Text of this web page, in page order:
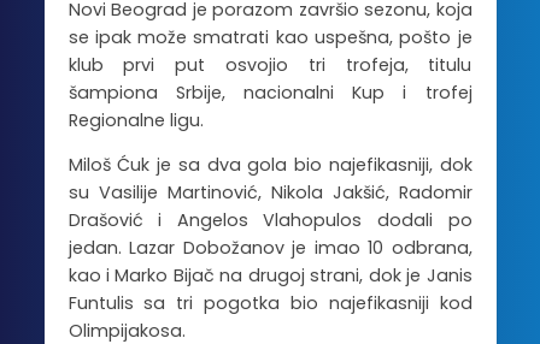
Novi Beograd je porazom završio sezonu, koja
se ipak može smatrati kao uspešna, pošto je
klub prvi put osvojio tri trofeja, titulu
šampiona Srbije, nacionalni Kup i trofej
Regionalne ligu.
Miloš Ćuk je sa dva gola bio najefikasniji, dok
su Vasilije Martinović, Nikola Jakšić, Radomir
Drašović i Angelos Vlahopulos dodali po
jedan. Lazar Dobožanov je imao 10 odbrana,
kao i Marko Bijač na drugoj strani, dok je Janis
Funtulis sa tri pogotka bio najefikasniji kod
Olimpijakosa.